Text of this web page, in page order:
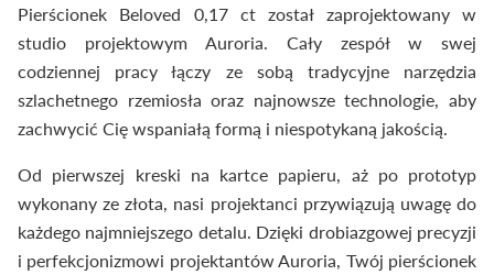
Pierścionek Beloved 0,17 ct został zaprojektowany w
studio projektowym Auroria. Cały zespół w swej
codziennej pracy łączy ze sobą tradycyjne narzędzia
szlachetnego rzemiosła oraz najnowsze technologie, aby
zachwycić Cię wspaniałą formą i niespotykaną jakością.
Od pierwszej kreski na kartce papieru, aż po prototyp
wykonany ze złota, nasi projektanci przywiązują uwagę do
każdego najmniejszego detalu. Dzięki drobiazgowej precyzji
i perfekcjonizmowi projektantów Auroria, Twój pierścionek